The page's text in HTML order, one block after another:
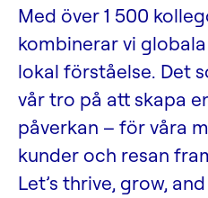
Med över 1 500
kombinerar vi
lokal förståelse. Det
vår tro på att skapa
påverkan – för våra
kunder och resan
Let’s thrive, grow,